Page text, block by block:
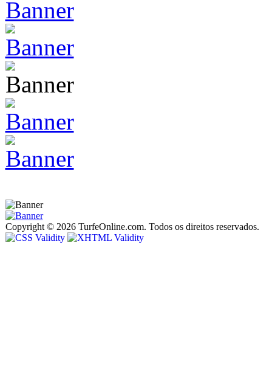
Copyright © 2026 TurfeOnline.com. Todos os direitos reservados.